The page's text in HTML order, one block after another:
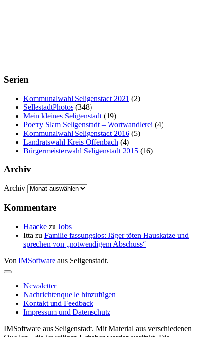
Serien
Kommunalwahl Seligenstadt 2021 (2)
SellestadtPhotos (348)
Mein kleines Seligenstadt (19)
Poetry Slam Seligenstadt – Wortwandlerei (4)
Kommunalwahl Seligenstadt 2016 (5)
Landratswahl Kreis Offenbach (4)
Bürgermeisterwahl Seligenstadt 2015 (16)
Archiv
Archiv
Kommentare
Haacke zu Jobs
Itta zu Familie fassungslos: Jäger töten Hauskatze und
sprechen von „notwendigem Abschuss“
Von IMSoftware aus Seligenstadt.
Newsletter
Nachrichtenquelle hinzufügen
Kontakt und Feedback
Impressum und Datenschutz
IMSoftware aus Seligenstadt. Mit Material aus verschiedenen